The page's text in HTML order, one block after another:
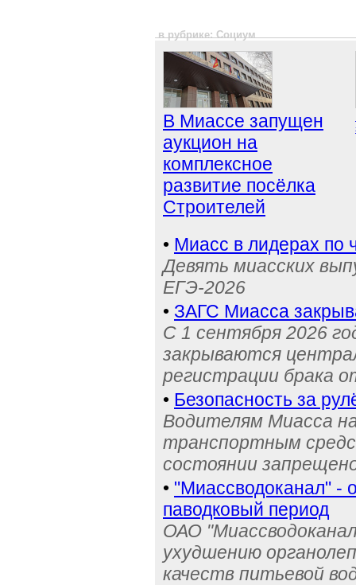
в рубрике: Социум
В Миассе запущен
аукцион на
комплексное
развитие посёлка
Строителей
• Миасс в лидерах по
Девять миасских
ЕГЭ-2026
• ЗАГС Миасса
С 1 сентября 2026
закрываются
регистрации брака
• Безопасность за
Водителям Миасса
транспортным
состоянии
• "Миассводоканал" -
паводковый период
ОАО
ухудшению
качеств питьевой